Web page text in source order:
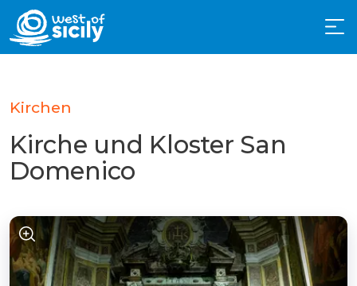
Kirchen
Kirche und Kloster San
Domenico